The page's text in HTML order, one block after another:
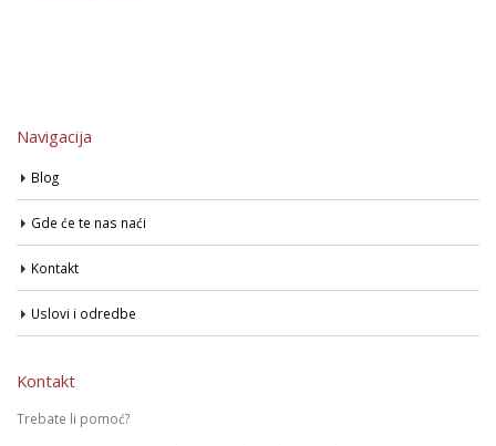
Navigacija
Blog
Gde će te nas naći
Kontakt
Uslovi i odredbe
Kontakt
Trebate li pomoć?